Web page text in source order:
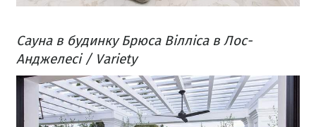
Сауна в будинку Брюса Вілліса в Лос-
Анджелесі / Variety